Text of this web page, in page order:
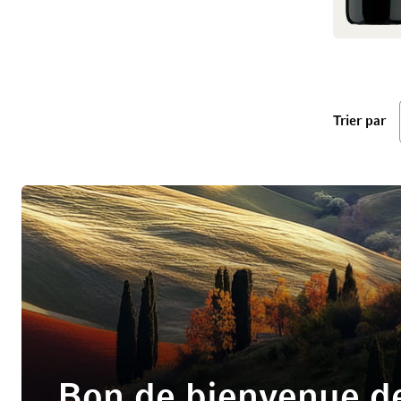
Trier par